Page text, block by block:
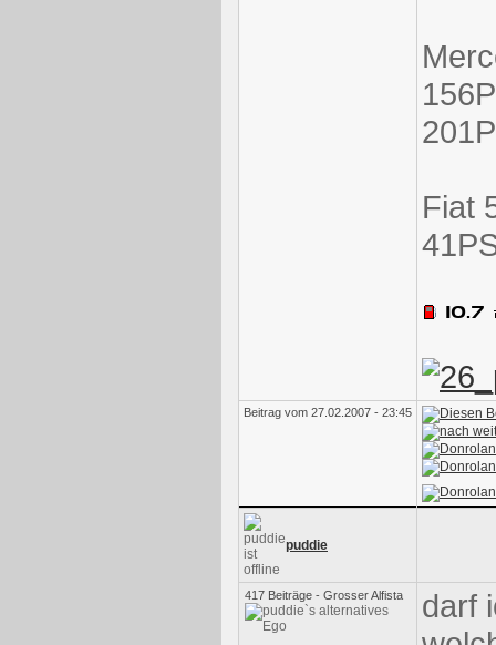
Fiat
Beitrag vom 27.02.2007 - 23:45
puddie
417 Beiträge - Grosser Alfista
darf